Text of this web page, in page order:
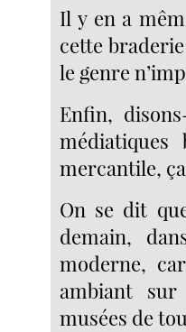
Il y en a
cette
le genre
Enfin,
mercantile,
On se dit
demain,
moderne,
ambiant
musées de